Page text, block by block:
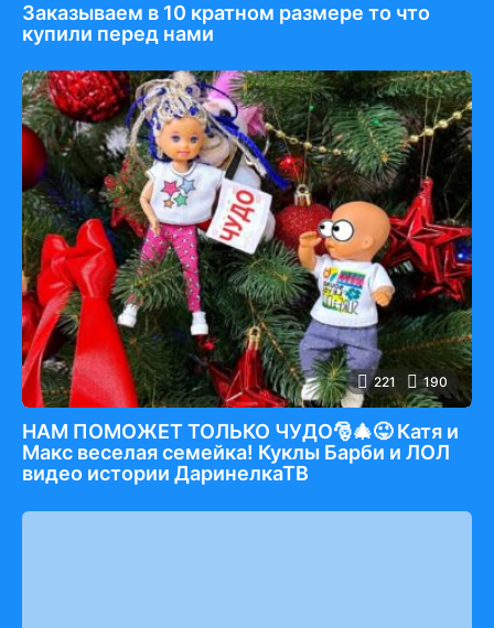
Заказываем в 10 кратном размере то что
купили перед нами
221 190
НАМ ПОМОЖЕТ ТОЛЬКО ЧУДО🎅🎄😜 Катя и
Макс веселая семейка! Куклы Барби и ЛОЛ
видео истории ДаринелкаТВ